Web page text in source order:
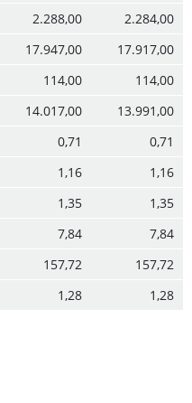
2.288,00
2.284,00
17.947,00
17.917,00
114,00
114,00
14.017,00
13.991,00
0,71
0,71
1,16
1,16
1,35
1,35
7,84
7,84
157,72
157,72
1,28 1,28